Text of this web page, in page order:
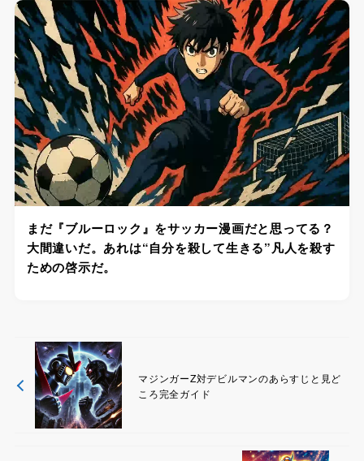
まだ『ブルーロック』をサッカー漫画だと思ってる？
大間違いだ。あれは“自分を殺して生きる”凡人を殺す
ための啓示だ。
マジンガーZ対デビルマンのあらすじと見ど
ころ完全ガイド